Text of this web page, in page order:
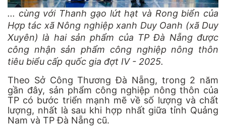
... cùng với Thanh gạo lứt hạt và Rong biển của
Hợp tác xã Nông nghiệp xanh Duy Oanh (xã Duy
Xuyên) là hai sản phẩm của TP Đà Nẵng được
công nhận sản phẩm công nghiệp nông thôn
tiêu biểu cấp quốc gia đợt IV - 2025.
Theo Sở Công Thương Đà Nẵng, trong 2 năm
gần đây, sản phẩm công nghiệp nông thôn của
TP có bước triển mạnh mẽ về số lượng và chất
lượng, nhất là sau khi hợp nhất giữa tỉnh Quảng
Nam và TP Đà Nẵng cũ.